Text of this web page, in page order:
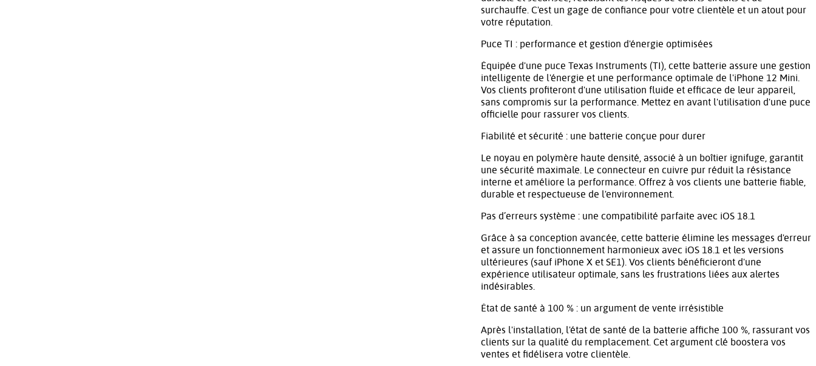
surchauffe. C'est un gage de confiance pour votre clientèle et un atout pour
votre réputation.
Puce TI : performance et gestion d'énergie optimisées
Équipée d'une puce Texas Instruments (TI), cette batterie assure une gestion
intelligente de l'énergie et une performance optimale de l'iPhone 12 Mini.
Vos clients profiteront d'une utilisation fluide et efficace de leur appareil,
sans compromis sur la performance. Mettez en avant l'utilisation d'une puce
officielle pour rassurer vos clients.
Fiabilité et sécurité : une batterie conçue pour durer
Le noyau en polymère haute densité, associé à un boîtier ignifuge, garantit
une sécurité maximale. Le connecteur en cuivre pur réduit la résistance
interne et améliore la performance. Offrez à vos clients une batterie fiable,
durable et respectueuse de l'environnement.
Pas d’erreurs système : une compatibilité parfaite avec iOS 18.1
Grâce à sa conception avancée, cette batterie élimine les messages d'erreur
et assure un fonctionnement harmonieux avec iOS 18.1 et les versions
ultérieures (sauf iPhone X et SE1). Vos clients bénéficieront d'une
expérience utilisateur optimale, sans les frustrations liées aux alertes
indésirables.
État de santé à 100 % : un argument de vente irrésistible
Après l'installation, l'état de santé de la batterie affiche 100 %, rassurant vos
clients sur la qualité du remplacement. Cet argument clé boostera vos
ventes et fidélisera votre clientèle.